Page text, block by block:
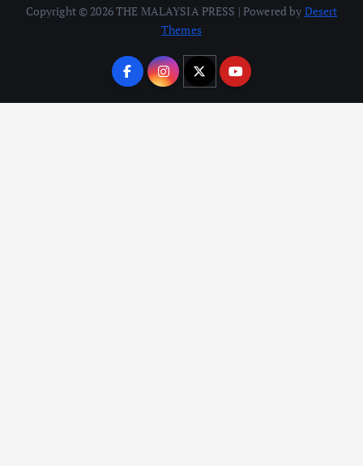
Copyright © 2026 THE MALAYSIA PRESS | Powered by Desert
Themes